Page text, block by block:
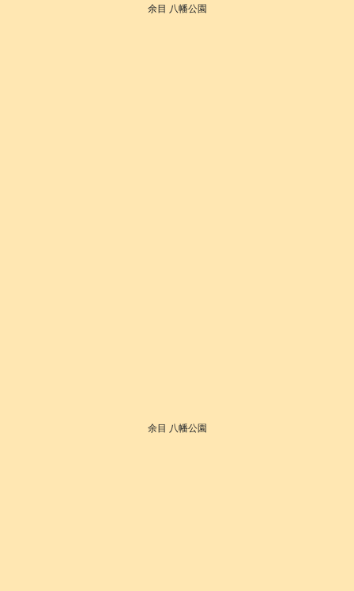
余目 八幡公園
余目 八幡公園